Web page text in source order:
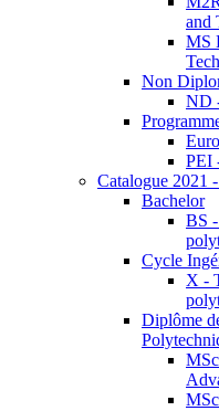
and
MS
Non
ND
PEI
Catalogue 2021
Bachelor
BS
Cycle
X -
Diplôme